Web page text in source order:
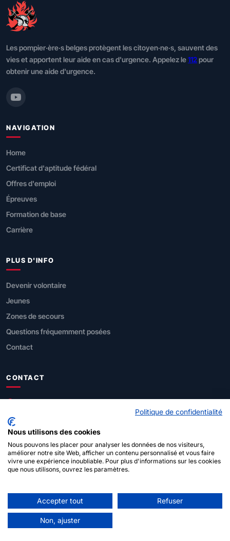
Les pompier·ère·s belges protègent les citoyen·ne·s, sauvent des
vies et apportent leur aide en cas d'urgence. Appelez le112pour
obtenir une aide d'urgence.
NAVIGATION
Home
Certificat d'aptitude fédéral
Offres d'emploi
Épreuves
Formation de base
Carrière
PLUS D'INFO
Devenir volontaire
Jeunes
Zones de secours
Questions fréquemment posées
Contact
CONTACT
Direction générale Sécurité civile
112 (urgences)
© 2026 SPF Intérieur - Pompier·ère·s belges
À propos de ce
site
Déclaration de
confidentialité
Politique de confidentialité
Nous utilisons des cookies
Nous pouvons les placer pour analyser les données de nos visiteurs,
améliorer notre site Web, afficher un contenu personnalisé et vous faire
vivre une expérience inoubliable. Pour plus d'informations sur les cookies
que nous utilisons, ouvrez les paramètres.
Accepter tout Refuser
Non, ajuster